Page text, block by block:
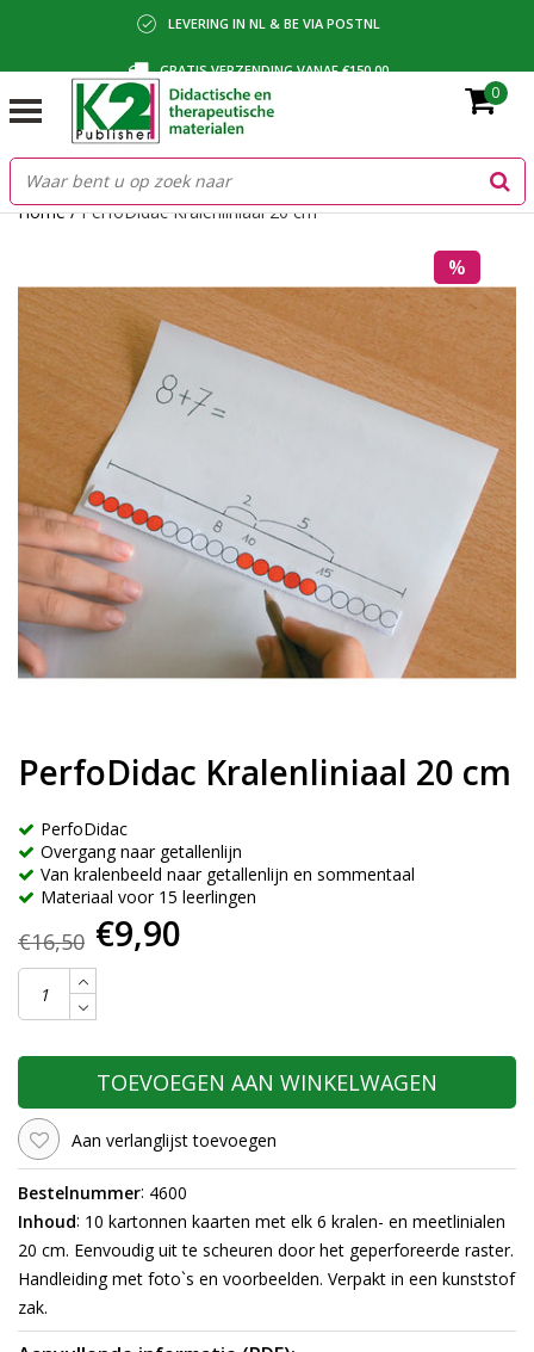
LEVERING IN NL & BE VIA POSTNL
GRATIS VERZENDING VANAF €150,00
BETALING VIA IDEAL, BANCONTACT OF FACTUUR
0
Home/PerfoDidac Kralenliniaal 20 cm
%
PerfoDidac Kralenliniaal 20 cm
PerfoDidac
Overgang naar getallenlijn
Van kralenbeeld naar getallenlijn en sommentaal
Materiaal voor 15 leerlingen
€16,50 €9,90
TOEVOEGEN AAN WINKELWAGEN
Aan verlanglijst toevoegen
Bestelnummer: 4600
Inhoud: 10 kartonnen kaarten met elk 6 kralen- en meetlinialen
20 cm. Eenvoudig uit te scheuren door het geperforeerde raster.
Handleiding met foto`s en voorbeelden. Verpakt in een kunststof
zak.